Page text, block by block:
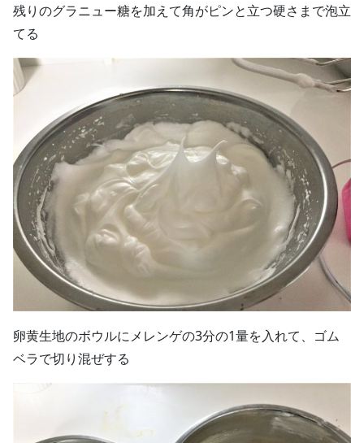
残りのグラニュー糖を加えて角がピンと立つ硬さまで泡立
てる
卵黄生地のボウルにメレンゲの3分の1量を入れて、ゴム
ベラで切り混ぜする